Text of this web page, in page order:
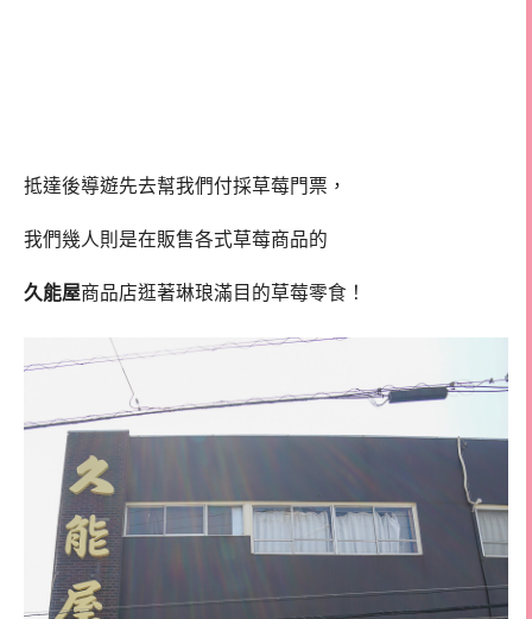
抵達後導遊先去幫我們付採草莓門票，
我們幾人則是在販售各式草莓商品的
久能屋商品店逛著琳琅滿目的草莓零食！